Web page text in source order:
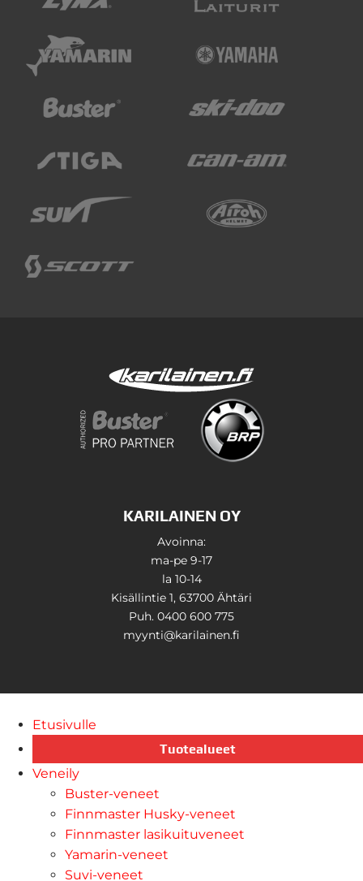
KARILAINEN OY
Avoinna:
ma-pe 9-17
la 10-14
Kisällintie 1, 63700 Ähtäri
Puh. 0400 600 775
myynti@karilainen.fi
Etusivulle
Tuotealueet
Veneily
Buster-veneet
Finnmaster Husky-veneet
Finnmaster lasikuituveneet
Yamarin-veneet
Suvi-veneet